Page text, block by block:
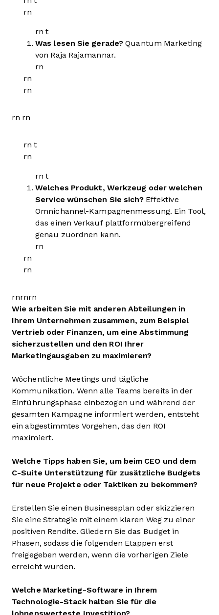
rn
rn t
Was lesen Sie gerade? Quantum Marketing
von Raja Rajamannar.
rn
rn
rn
rn rn
rn t
rn
rn t
Welches Produkt, Werkzeug oder welchen
Service wünschen Sie sich?Effektive
Omnichannel-Kampagnenmessung. Ein Tool,
das einen Verkauf plattformübergreifend
genau zuordnen kann.
rn
rn
rn
rnrnrn
Wie arbeiten Sie mit anderen Abteilungen in
Ihrem Unternehmen zusammen, zum Beispiel
Vertrieb oder Finanzen, um eine Abstimmung
sicherzustellen und den ROI Ihrer
Marketingausgaben zu maximieren?
Wöchentliche Meetings und tägliche
Kommunikation. Wenn alle Teams bereits in der
Einführungsphase einbezogen und während der
gesamten Kampagne informiert werden, entsteht
ein abgestimmtes Vorgehen, das den ROI
maximiert.
Welche Tipps haben Sie, um beim CEO und dem
C-Suite Unterstützung für zusätzliche Budgets
für neue Projekte oder Taktiken zu bekommen?
Erstellen Sie einen Businessplan oder skizzieren
Sie eine Strategie mit einem klaren Weg zu einer
positiven Rendite. Gliedern Sie das Budget in
Phasen, sodass die folgenden Etappen erst
freigegeben werden, wenn die vorherigen Ziele
erreicht wurden.
Welche Marketing-Software in Ihrem
Technologie-Stack halten Sie für die
lohnenswerteste Investition?